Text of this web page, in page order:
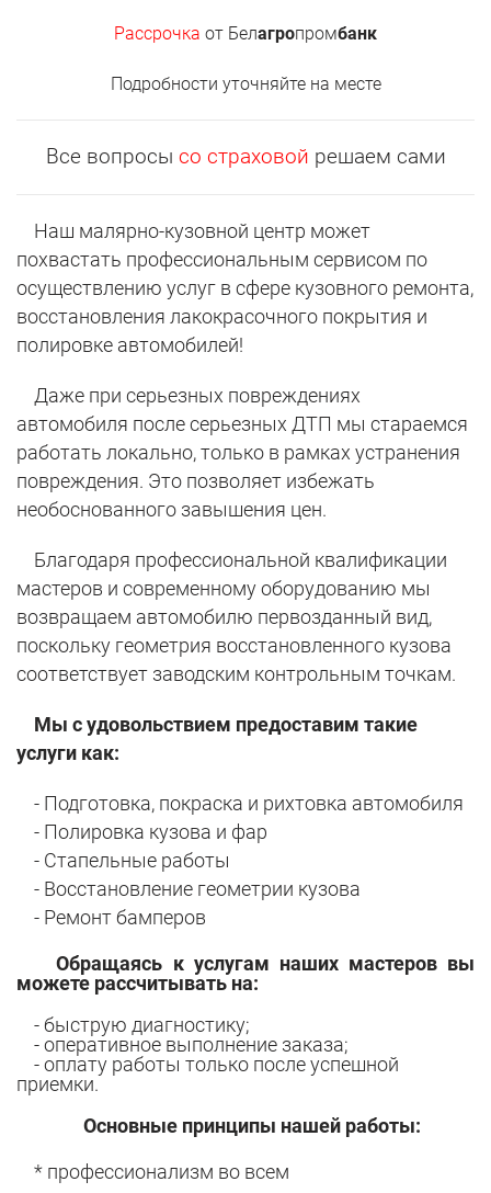
Рассрочка от Белагропромбанк
Подробности уточняйте на месте
Все вопросы со страховой решаем сами
Наш малярно-кузовной центр может
похвастать профессиональным сервисом по
осуществлению услуг в сфере кузовного ремонта,
восстановления лакокрасочного покрытия и
полировке автомобилей!
Даже при серьезных повреждениях
автомобиля после серьезных ДТП мы стараемся
работать локально, только в рамках устранения
повреждения. Это позволяет избежать
необоснованного завышения цен.
Благодаря профессиональной квалификации
мастеров и современному оборудованию мы
возвращаем автомобилю первозданный вид,
поскольку геометрия восстановленного кузова
соответствует заводским контрольным точкам.
Мы с удовольствием предоставим такие
услуги как:
- Подготовка, покраска и рихтовка автомобиля
- Полировка кузова и фар
- Стапельные работы
- Восстановление геометрии кузова
- Ремонт бамперов
Обращаясь к услугам наших мастеров вы
можете рассчитывать на:
- быструю диагностику;
- оперативное выполнение заказа;
- оплату работы только после успешной
приемки.
Основные принципы нашей работы:
* профессионализм во всем